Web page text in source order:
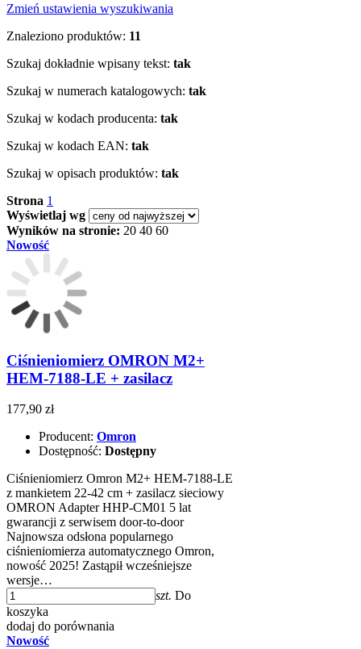
Zmień ustawienia wyszukiwania
Znaleziono produktów: 11
Szukaj dokładnie wpisany tekst: tak
Szukaj w numerach katalogowych: tak
Szukaj w kodach producenta: tak
Szukaj w kodach EAN: tak
Szukaj w opisach produktów: tak
Strona 1
Wyświetlaj wg
Wyników na stronie: 20 40 60
Nowość
Ciśnieniomierz OMRON M2+
HEM-7188-LE + zasilacz
177,90 zł
Producent: Omron
Dostępność: Dostępny
Ciśnieniomierz Omron M2+ HEM-7188-LE
z mankietem 22-42 cm + zasilacz sieciowy
OMRON Adapter HHP-CM01 5 lat
gwarancji z serwisem door-to-door
Najnowsza odsłona popularnego
ciśnieniomierza automatycznego Omron,
nowość 2025! Zastąpił wcześniejsze
wersje…
szt. Do
koszyka
dodaj do porównania
Nowość